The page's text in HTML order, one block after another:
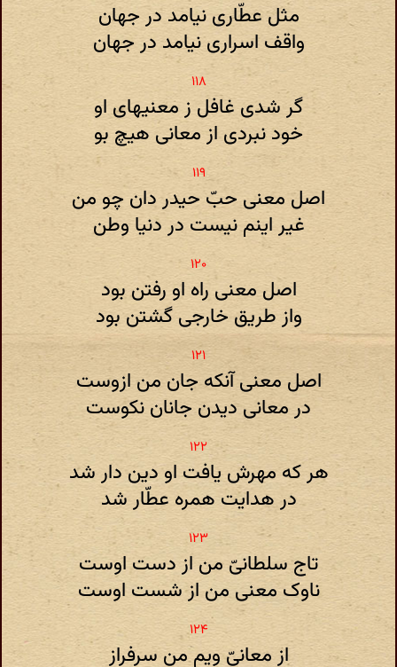
مثل عطّاری نیامد در جهان
واقف اسراری نیامد در جهان
گر شدی غافل ز معنیهای او
خود نبردی از معانی هیچ بو
اصل معنی حبّ حیدر دان چو من
غیر اینم نیست در دنیا وطن
اصل معنی راه او رفتن بود
واز طریق خارجی گشتن بود
اصل معنی آنکه جان من ازوست
در معانی دیدن جانان نکوست
هر که مهرش یافت او دین دار شد
در هدایت همره عطّار شد
تاج سلطانیّ من از دست اوست
ناوک معنی من از شست اوست
از معانیّ ویم من سرفراز